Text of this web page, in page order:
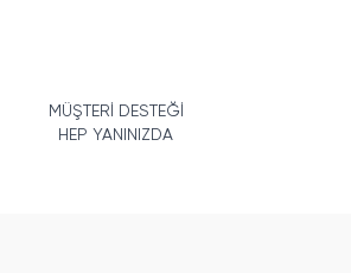
MÜŞTERİ DESTEĞİ
HEP YANINIZDA